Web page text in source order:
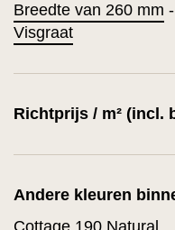
Breedte van 260 mm -
Visgraat
Richtprijs / m² (incl.
Andere kleuren
Cottage 190 Natural